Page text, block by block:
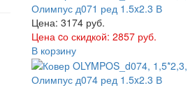
Олимпус д071 ред 1.5x2.3 В
Цена: 3174 руб.
Цена cо скидкой: 2857 руб.
В корзину
Олимпус д074 ред 1.5x2.3 В